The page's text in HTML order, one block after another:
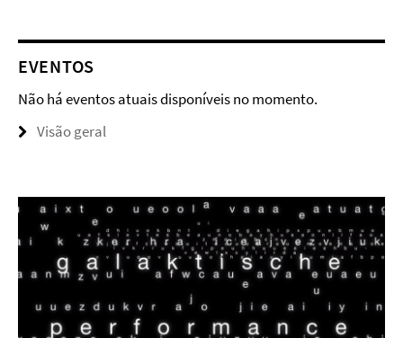
EVENTOS
Não há eventos atuais disponíveis no momento.
Visão geral